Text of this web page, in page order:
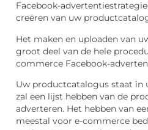
Facebook-
creëren van uw
Het maken en uploaden van
groot deel van de hele
commerce Facebook-
Uw productcatalogus staat in
zal een lijst hebben van de
adverteren. Het hebben van
meestal voor e-commerce